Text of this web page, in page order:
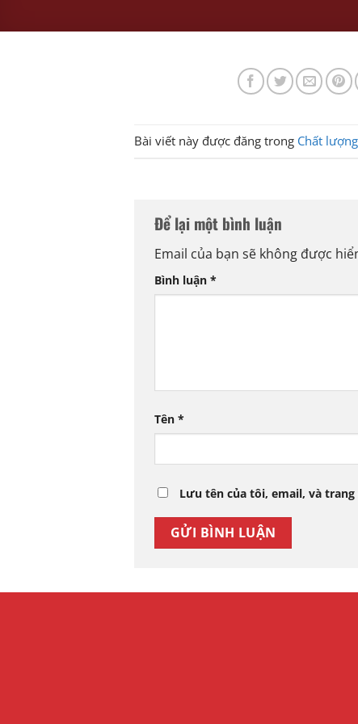
Bài viết này được đăng trong Chất
Để lại một bình luận
Email của bạn sẽ không được
Bình luận*
Tên*
Lưu tên của tôi, email, và